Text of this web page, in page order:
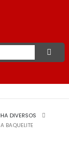
DIVERSOS
BAQUELITE